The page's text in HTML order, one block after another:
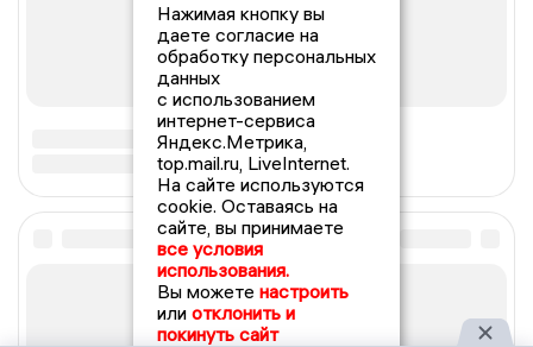
Нажимая кнопку вы
даете согласие на
обработку персональных
данных
с использованием
интернет-сервиса
Яндекс.Метрика,
top.mail.ru, LiveInternet.
На сайте используются
cookie. Оставаясь на
сайте, вы принимаете
все условия
использования.
Вы можете настроить
или отклонить и
покинуть сайт